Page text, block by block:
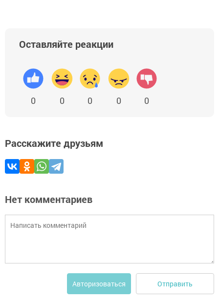
Оставляйте реакции
0 0 0 0 0
Расскажите друзьям
Нет комментариев
Авторизоваться Отправить